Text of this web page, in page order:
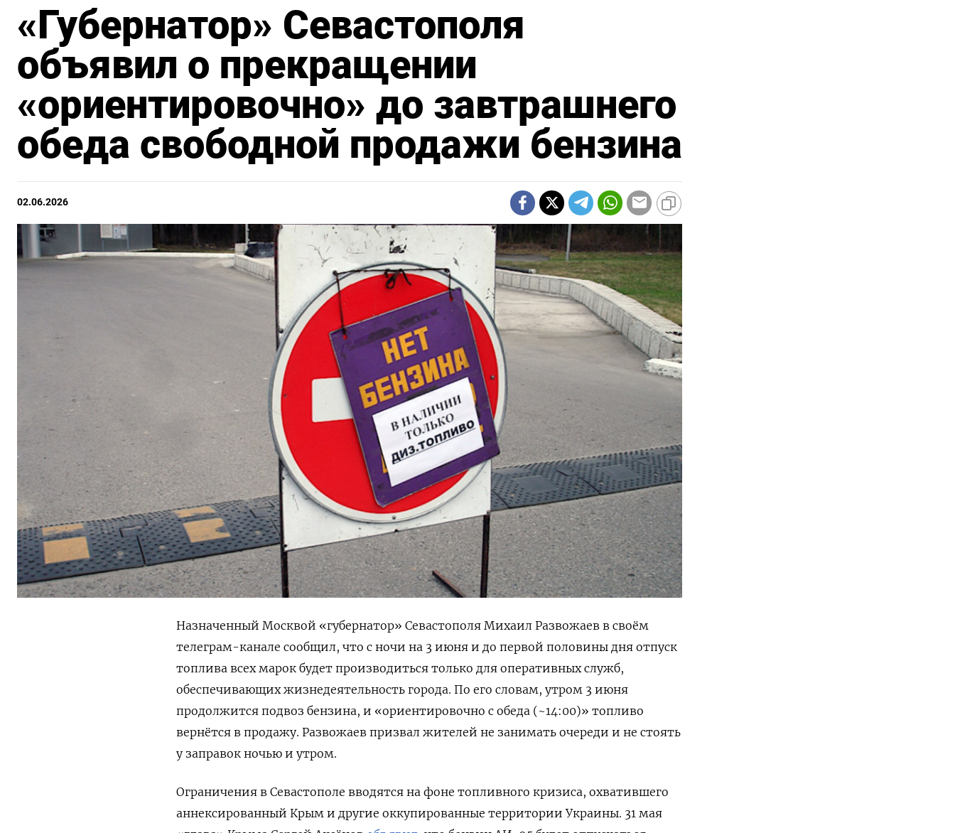
«Губернатор» Севастополя
объявил о прекращении
«ориентировочно» до завтрашнего
обеда свободной продажи бензина
02.06.2026
Назначенный Москвой «губернатор» Севастополя Михаил Развожаев в своём
телеграм-канале сообщил, что с ночи на 3 июня и до первой половины дня отпуск
топлива всех марок будет производиться только для оперативных служб,
обеспечивающих жизнедеятельность города. По его словам, утром 3 июня
продолжится подвоз бензина, и «ориентировочно с обеда (~14:00)» топливо
вернётся в продажу. Развожаев призвал жителей не занимать очереди и не стоять
у заправок ночью и утром.
Ограничения в Севастополе вводятся на фоне топливного кризиса, охватившего
аннексированный Крым и другие оккупированные территории Украины. 31 мая